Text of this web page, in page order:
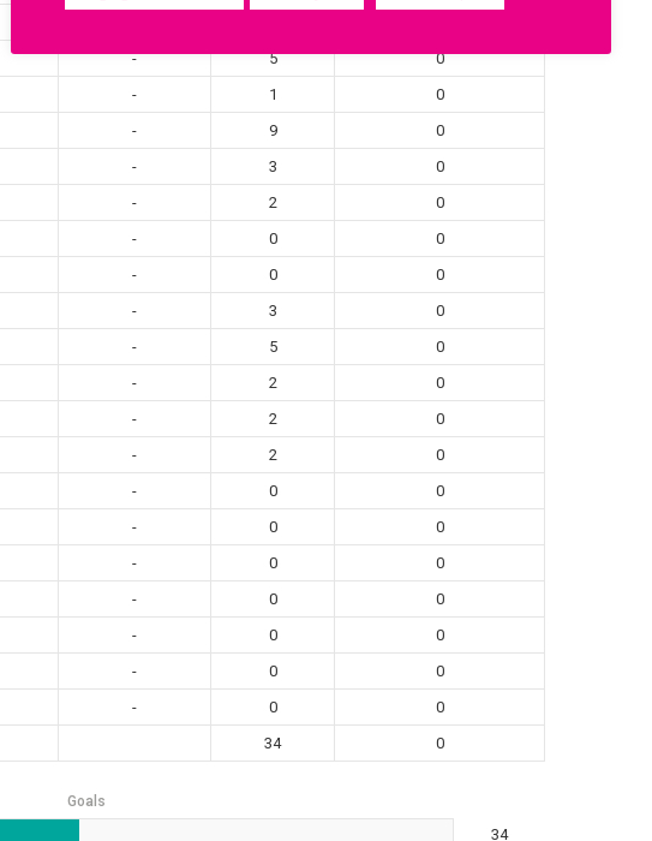
- 5
0
- 1
0
- 9
0
- 3
0
- 2
0
- 0
0
- 0
0
- 3
0
- 5
0
- 2
0
- 2
0
- 2
0
- 0
0
- 0
0
- 0
0
- 0
0
- 0
0
- 0
0
- 0
0
34 0
Goals
34